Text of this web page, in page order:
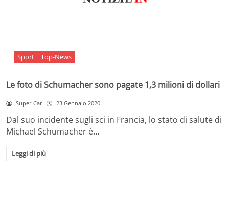
Sport Top-News
Le foto di Schumacher sono pagate 1,3 milioni di dollari
Super Car 23 Gennaio 2020
Dal suo incidente sugli sci in Francia, lo stato di salute di
Michael Schumacher è…
Leggi di più